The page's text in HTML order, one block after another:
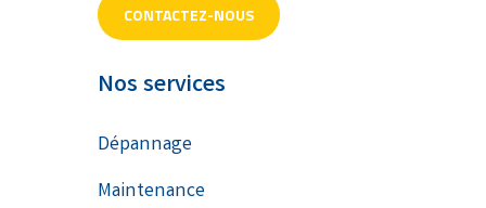
CONTACTEZ-NOUS
Nos services
Dépannage
Maintenance